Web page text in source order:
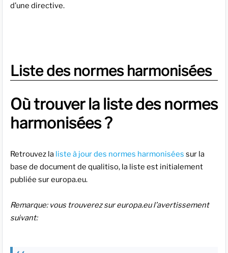
d’une directive.
Liste des normes harmonisées
Où trouver la liste des normes
harmonisées ?
Retrouvez la liste à jour des normes harmonisées sur la
base de document de qualitiso, la liste est initialement
publiée sur europa.eu.
Remarque: vous trouverez sur europa.eu l’avertissement
suivant: